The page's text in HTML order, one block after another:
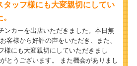
タッフ様にも大変親切にしてい
ンカーを出店いただきました。本日無
客様から好評の声をいただき、また、
様にも大変親切にしていただきまし
とうございます。 また機会がありまし